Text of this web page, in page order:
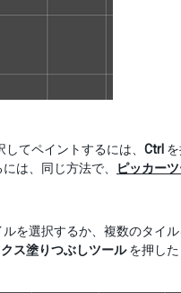
てペイントするには、 Ctrl
は、同じ方法で、
ピッカー
を選択するか、複数のタイ
ス塗りつぶしツールを押した